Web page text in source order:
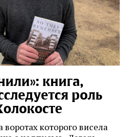
книга,
роль
воротах которого висела